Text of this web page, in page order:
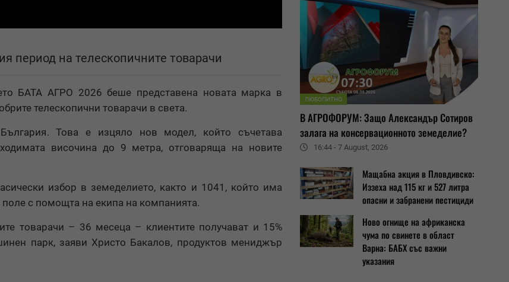
период на телескопичните товарачи
БАТА АГРО 2026 беше представена новата марка в
телескопични товарачи в света.
Това е изцяло нов модел, който съчетава
височина до 9 метра, отговаряща на новите
избор в земеделието, както и 1041, който има
с помощта на екипа на компанията.
товарачи – 36 месеца – клиентите получават и 15%
парк, заяви Христо Бакалов, продуктов мениджър
ЛЮБОПИТНО
В АГРОФОРУМ: Защо Александър Сотиров
залага на консервационното земеделие?
16:44 - 7 August, 2026
Мащабна акция в Пловдивско:
Иззеха над 115 кг и 527 литра
опасни и забранени пестициди
Ново огнище на африканска
чума по свинете в област
Варна: БАБХ със важни
указания